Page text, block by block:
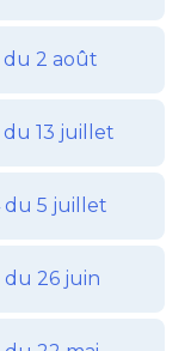
du 2 août
13 juillet
du 5 juillet
du 26 juin